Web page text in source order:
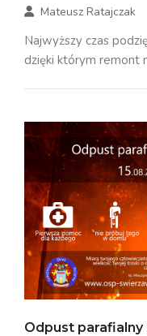
Mateusz Ratajczak
Najwyższy czas
dzięki którym remont
Odpust parafialny